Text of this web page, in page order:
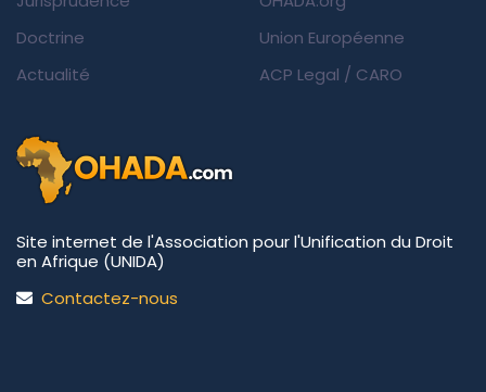
Doctrine
Actualité
Union Européenne
ACP Legal / CARO
Site internet de l'Association pour l'Unification du Droit
en Afrique (UNIDA)
Contactez-nous